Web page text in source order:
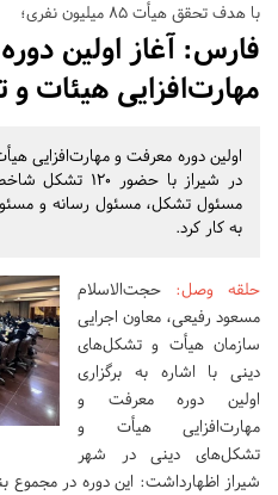
با هدف تحقق هیأت ۸۵ میلیون نفری؛
فارس: آغاز اولین
مهارت‌افزایی هیئات
اولین دوره معرفت و مهارت‌افزایی
به کار کرد.
حلقه وصل: حجت‌الاسلام
مسعود رفیعی، معاون اجرایی
سازمان هیأت و تشکل‌های
دینی با اشاره به برگزاری
اولین دوره معرفت و
مهارت‌افزایی هیأت و
تشکل‌های دینی در شهر